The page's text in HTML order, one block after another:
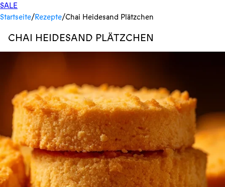
SALE
Startseite/Rezepte/Chai Heidesand Plätzchen
CHAI HEIDESAND PLÄTZCHEN